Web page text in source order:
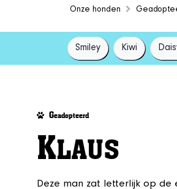
Onze honden
Smiley Kiwi
Geadopteerd
KLAUS
Deze man zat letterlijk op de